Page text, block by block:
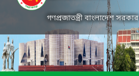
গণপ্রজাতন্ত্রী বাংলাদেশ সরকার